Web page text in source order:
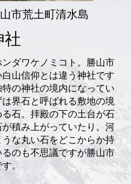
市荒土町清水島
社
ダワケノミコト。勝山市
山信仰とは違う神社です
の神社の境内になってい
は界石と呼ばれる敷地の境
石。拝殿の下の土台が石
積み上がっていたり。河
な丸い石をどこからか持
のも不思議ですが勝山市
。